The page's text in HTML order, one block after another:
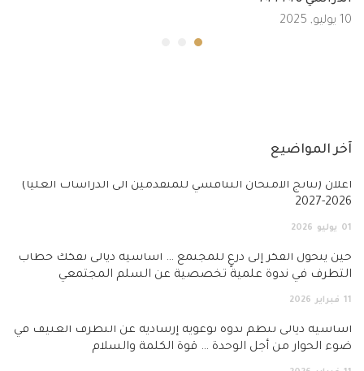
10 يوليو, 2025
آخر المواضيع
أعلان (نتائج الامتحان التنافسي للمتقدمين الى الدراسات العليا)
2026-2027
01 يوليو 2026
حين يتحول الفكر إلى درعٍ للمجتمع … أساسية ديالى تفكك خطاب
التطرف في ندوة علمية تخصصية عن السلم المجتمعي
11 فبراير 2026
أساسية ديالى تنظم ندوة توعوية إرشادية عن التطرف العنيف في
ضوء الحوار من أجل الوحدة … قوة الكلمة والسلام